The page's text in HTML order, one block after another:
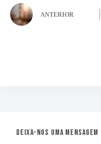
ANTERIOR
Deixa-nos uma mensagem